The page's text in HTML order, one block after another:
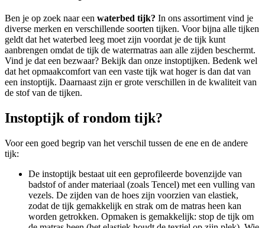
Ben je op zoek naar een waterbed tijk? In ons assortiment vind je
diverse merken en verschillende soorten tijken. Voor bijna alle tijken
geldt dat het waterbed leeg moet zijn voordat je de tijk kunt
aanbrengen omdat de tijk de watermatras aan alle zijden beschermt.
Vind je dat een bezwaar? Bekijk dan onze instoptijken. Bedenk wel
dat het opmaakcomfort van een vaste tijk wat hoger is dan dat van
een instoptijk. Daarnaast zijn er grote verschillen in de kwaliteit van
de stof van de tijken.
Instoptijk of rondom tijk?
Voor een goed begrip van het verschil tussen de ene en de andere
tijk:
De instoptijk bestaat uit een geprofileerde bovenzijde van
badstof of ander materiaal (zoals Tencel) met een vulling van
vezels. De zijden van de hoes zijn voorzien van elastiek,
zodat de tijk gemakkelijk en strak om de matras heen kan
worden getrokken. Opmaken is gemakkelijk: stop de tijk om